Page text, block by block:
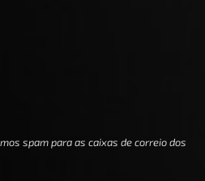
spam para as caixas de correio dos